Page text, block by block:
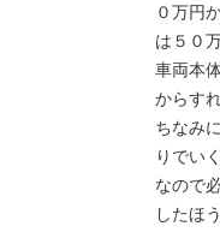
０万円
は５０
車両本
からす
ちなみ
りでい
なので
したほ